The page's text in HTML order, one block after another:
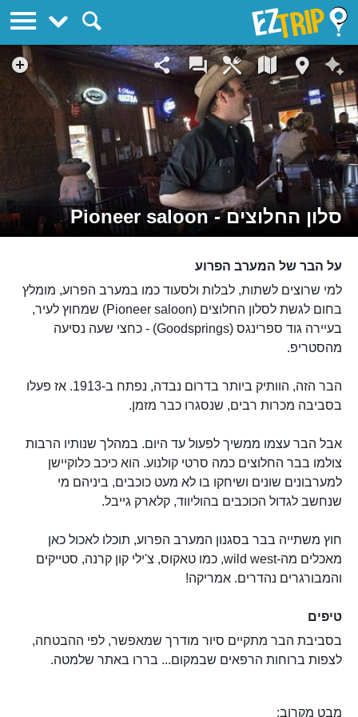
סלון החלוצים - Pioneer saloon
על הבר של המערב הפרוע
למי שרוצים לשתות, לבלות ולסעוד כמו במערב הפרוע, מומלץ
בחום לגשת לסלון החלוצים (Pioneer saloon) שמחוץ לעיר,
בעיירה גוד ספרינגס (Goodsprings) - כחצי שעה נסיעה
מהסטריפ.
הבר הזה, הוותיק ביותר בדרום נבדה, נפתח ב-1913. אז פעלו
בסביבה מכרות רבים, שנסגרו כבר מזמן.
אבל הבר עצמו ממשיך לפעול עד היום. במהלך שנותיו הרבות
צולמו בבר החלוצים כמה סרטי קולנוע. הוא כיכב כלוקיישן
למערבונים שונים ושיחקו בו לא מעט כוכבים, ביניהם מי
שנחשב לגדול הכוכבים בהוליווד, קלארק גייבל.
חוץ משתייה בבר בסגנון המערב הפרוע, תוכלו לאכול כאן
מאכלים מה-wild west, כמו טאקוס, צ'ילי קון קרנה, סטייקים
והמבורגרים נהדרים. אמריקה!
טיפים
בסביבת הבר מתקיים סיור מודרך שמאפשר, לפי ההבטחה,
לצפות ברוחות הרפאים שבמקום... בררו באתר שלמטה.
מבט מקרוב:
EZTrip